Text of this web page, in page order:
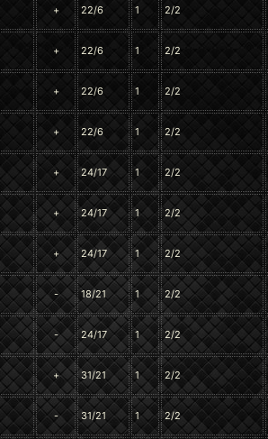
+ 22/6 1 2/2
+ 22/6 1 2/2
+ 22/6 1 2/2
+ 22/6 1 2/2
+ 24/17 1 2/2
+ 24/17 1 2/2
+ 24/17 1 2/2
- 18/21 1 2/2
- 24/17 1 2/2
+ 31/21 1 2/2
- 31/21 1 2/2